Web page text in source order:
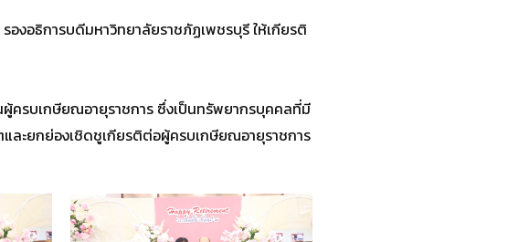
งอธิการบดีมหาวิทยาลัยราชภัฏเพชรบุรี ให้เกียรติ
ครบเกษียณอายุราชการ ซึ่งเป็นทรัพยากรบุคคลที่มี
ละยกย่องเชิดชูเกียรติต่อผู้ครบเกษียณอายุราชการ